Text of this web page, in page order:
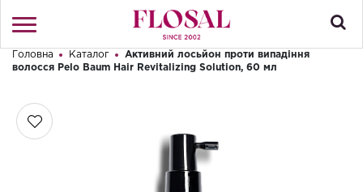
Увійти / Реєстрація
КАТАЛОГ
Привіт! Що Ви шукаєте?
Головна Каталог
Активний лосьйон проти випадіння
волосся Pelo Baum Hair Revitalizing Solution, 60 мл